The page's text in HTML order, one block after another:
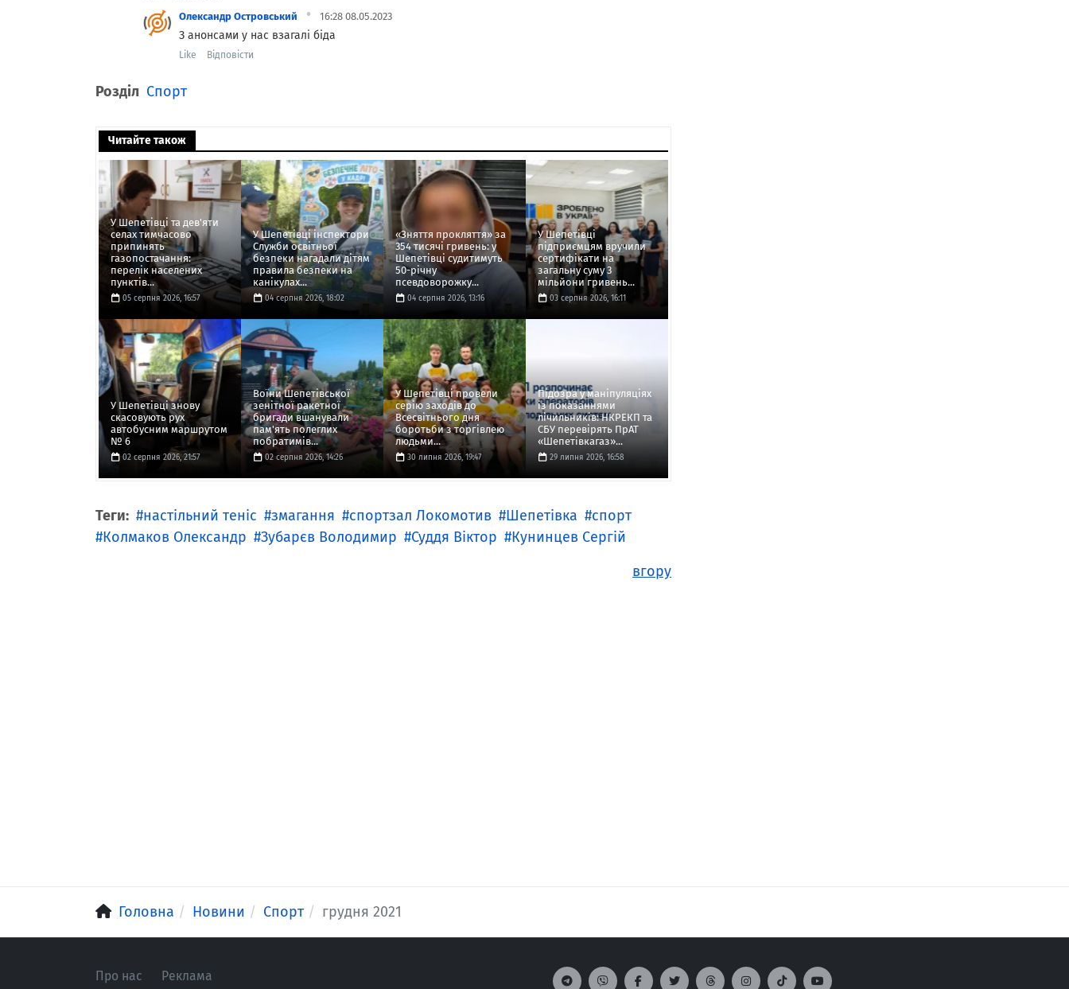
Олександр Островський · 16:28 08.05.2023
З анонсами у нас взагалі біда
Like Відповісти
Розділ Спорт
Читайте також
У Шепетівці та дев'яти
селах тимчасово
припинять
газопостачання:
перелік населених
пунктів...
05 серпня 2026, 16:57
У Шепетівці інспектори
Служби освітньої
безпеки нагадали дітям
правила безпеки на
канікулах...
04 серпня 2026, 18:02
«Зняття прокляття» за
354 тисячі гривень: у
Шепетівці судитимуть
50-річну
псевдоворожку...
04 серпня 2026, 13:16
У Шепетівці
підприємцям вручили
сертифікати на
загальну суму 3
мільйони гривень...
03 серпня 2026, 16:11
У Шепетівці знову
скасовують рух
автобусним маршрутом
№ 6
02 серпня 2026, 21:57
Воїни Шепетівської
зенітної ракетної
бригади вшанували
пам'ять полеглих
побратимів...
02 серпня 2026, 14:26
У Шепетівці провели
серію заходів до
Всесвітнього дня
боротьби з торгівлею
людьми...
30 липня 2026, 19:47
Підозра у маніпуляціях
із показаннями
лічильників: НКРЕКП та
СБУ перевірять ПрАТ
«Шепетівкагаз»...
29 липня 2026, 16:58
Теги: настільний теніс змагання спортзал Локомотив Шепетівка
спорт
Колмаков Олександр
Зубарєв Володимир Суддя Віктор
Кунинцев Сергій
вгору
Головна Новини Спорт грудня 2021
Про нас Реклама